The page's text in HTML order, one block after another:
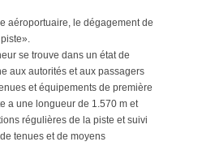
aéroportuaire, le dégagement de
se trouve dans un état de
aux autorités et aux passagers
et équipements de première
a une longueur de 1.570 m et
régulières de la piste et suivi
tenues et de moyens